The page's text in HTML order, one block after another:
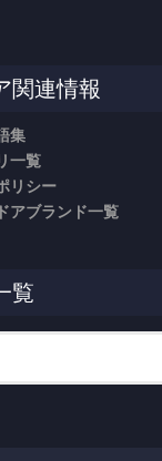
関連情報
集
一覧
リシー
アブランド一覧
覧